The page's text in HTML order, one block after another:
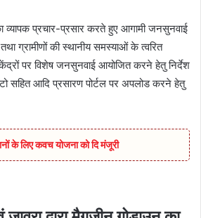
व्यापक प्रचार-प्रसार करते हुए आगामी जनसुनवाई
ग्रामीणों की स्थानीय समस्याओं के त्वरित
पर विशेष जनसुनवाई आयोजित करने हेतु निर्देश
सहित आदि प्रसारण पोर्टल पर अपलोड करने हेतु
के लिए कवच योजना को दि मंजूरी